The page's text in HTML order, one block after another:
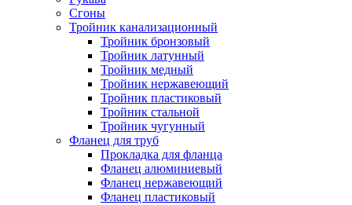
Сгоны
Тройник канализационный
Тройник бронзовый
Тройник латунный
Тройник медный
Тройник нержавеющий
Тройник пластиковый
Тройник стальной
Тройник чугунный
Фланец для труб
Прокладка для фланца
Фланец алюминиевый
Фланец нержавеющий
Фланец пластиковый